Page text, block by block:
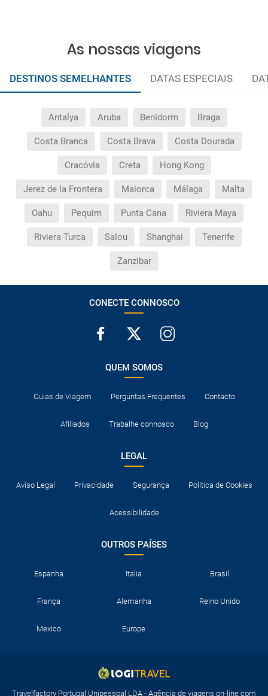
As nossas viagens
DESTINOS SEMELHANTES DATAS ESPECIAIS
Antalya Aruba Benidorm Braga
Costa Branca Costa Brava Costa Dourada
Cracóvia Creta Hong Kong
Jerez de la Frontera Maiorca Málaga Malta
Oahu Pequim Punta Cana Riviera Maya
Riviera Turca Salou Shanghai Tenerife
Zanzibar
CONECTE CONNOSCO
QUEM SOMOS
Guias de Viagem Perguntas Frequentes Contacto
Afiliados Trabalhe connosco Blog
LEGAL
Aviso Legal Privacidade Segurança Política de Cookies
Acessibilidade
OUTROS PAÍSES
Espanha Italia Brasil
França Alemanha Reino Unido
Mexico Europe
Travelfactory Portugal Unipessoal LDA - Agência de viagens on-line com